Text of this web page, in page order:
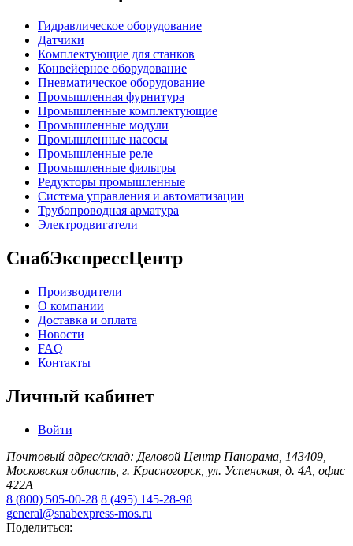
Гидравлическое оборудование
Датчики
Комплектующие для станков
Конвейерное оборудование
Пневматическое оборудование
Промышленная фурнитура
Промышленные комплектующие
Промышленные модули
Промышленные насосы
Промышленные реле
Промышленные фильтры
Редукторы промышленные
Система управления и автоматизации
Трубопроводная арматура
Электродвигатели
СнабЭкспрессЦентр
Производители
О компании
Доставка и оплата
Новости
FAQ
Контакты
Личный кабинет
Войти
Почтовый адрес/склад: Деловой Центр Панорама, 143409,
Московская область, г. Красногорск, ул. Успенская, д. 4А, офис
422А
8 (800) 505-00-28 8 (495) 145-28-98
general@snabexpress-mos.ru
Поделиться: